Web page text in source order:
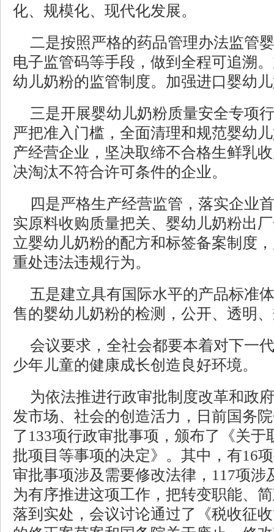
化、规模化、现代化发展。
二是按照严格的药品管理办法监管
电子监管码等手段，做到全程可追溯
幼儿奶粉的监管制度。加强进口婴幼
三是开展婴幼儿奶粉质量安全专项
严把准入门槛，全面清理和规范婴幼
产经营企业，坚决取缔不合格生鲜乳
决淘汰不符合许可条件的企业。
四是严格生产经营监管，落实企业
实原料收购质量把关、婴幼儿奶粉出
立婴幼儿奶粉的配方和标签备案制度
重处违法违规行为。
五是建立具有国际水平的产品标准
售的婴幼儿奶粉的检测，公开、透明
会议要求，全社会都要本着对下一
少年儿童的健康成长创造良好环境。
为依法推进行政审批制度改革和政
发市场、社会的创造活力，日前国务
了133项行政审批事项，颁布了《关于
批项目等事项的决定》。其中，有16
审批事项涉及需要修改法律，117项涉
为有序推进这项工作，把转变职能、
落到实处，会议讨论通过了《税收征